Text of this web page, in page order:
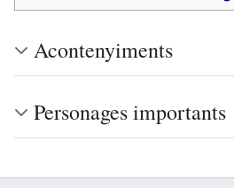
Acontenyiments
Personages importants